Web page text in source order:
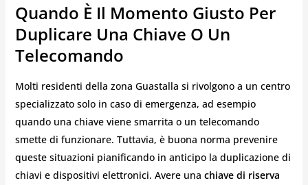
Quando È Il Momento Giusto Per
Duplicare Una Chiave O Un
Telecomando
Molti residenti della zona Guastalla si rivolgono a un centro
specializzato solo in caso di emergenza, ad esempio
quando una chiave viene smarrita o un telecomando
smette di funzionare. Tuttavia, è buona norma prevenire
queste situazioni pianificando in anticipo la duplicazione di
chiavi e dispositivi elettronici. Avere una chiave di riserva